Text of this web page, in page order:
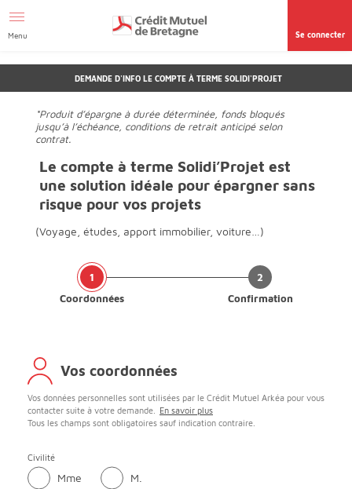
page accessibilité
Menu Se connecter
DEMANDE D'INFO LE COMPTE À TERME SOLIDI'PROJET
*Produit d’épargne à durée déterminée, fonds bloqués
jusqu’à l’échéance, conditions de retrait anticipé selon
contrat.
Le compte à terme Solidi’Projet est
une solution idéale pour épargner sans
risque pour vos projets
(Voyage, études, apport immobilier, voiture…)
Coordonnées Confirmation
Vos coordonnées
Vos données personnelles sont utilisées par le Crédit Mutuel Arkéa pour vous
contacter suite à votre demande.
En savoir plus
Tous les champs sont obligatoires sauf indication contraire.
Civilité
Mme M.